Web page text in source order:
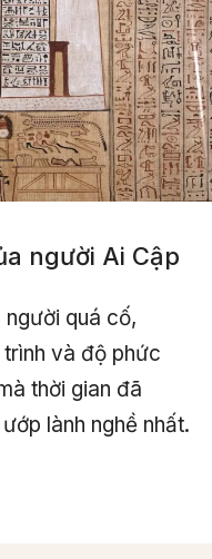
người Ai Cập
quá cố,
và độ phức
thời gian đã
lành nghề nhất.